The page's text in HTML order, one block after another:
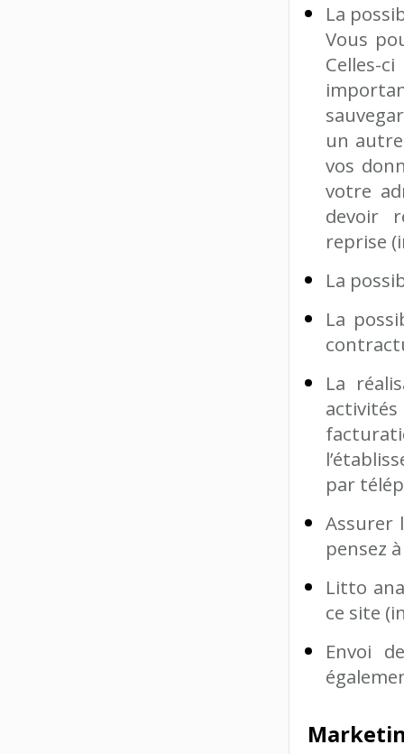
La
Vous
Celles-
un
vos
votre
devoir
reprise
La
La
La
par
Assurer
pensez
Litto
ce site
Envoi